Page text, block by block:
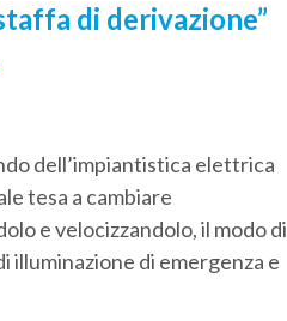
di derivazione”
dell’impiantistica elettrica
tesa a cambiare
e velocizzandolo, il modo di
illuminazione di emergenza e